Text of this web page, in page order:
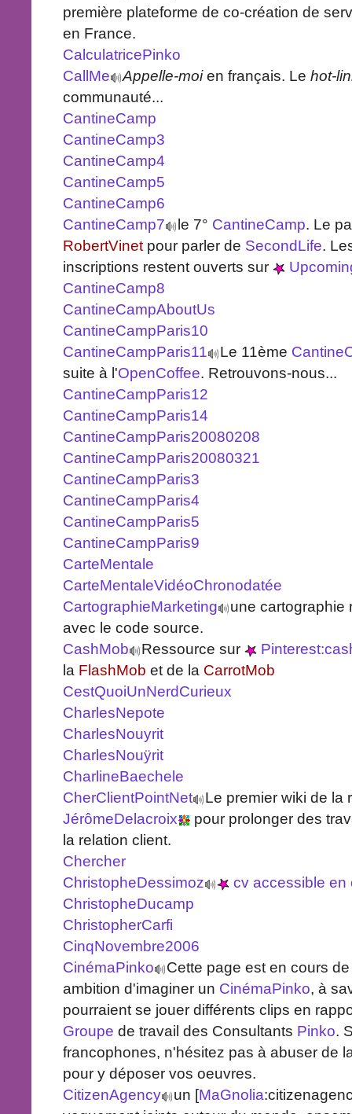
première plateforme de co-création de
en France.
CalculatricePinko
CallMe
Appelle-moien français. Le hot-
communauté...
CantineCamp
CantineCamp3
CantineCamp4
CantineCamp5
CantineCamp6
CantineCamp7
le 7° CantineCamp. Le
RobertVinet pour parler de SecondLife.
inscriptions restent ouverts sur
CantineCamp8
CantineCampAboutUs
CantineCampParis10
CantineCampParis11
Le 11ème
suite à l'OpenCoffee. Retrouvons-nous...
CantineCampParis12
CantineCampParis14
CantineCampParis20080208
CantineCampParis20080321
CantineCampParis3
CantineCampParis4
CantineCampParis5
CantineCampParis9
CarteMentale
CarteMentaleVidéoChronodatée
CartographieMarketing
une cartographie
avec le code source.
CashMob
Ressource sur
la FlashMob et de la CarrotMob
CestQuoiUnNerdCurieux
CharlesNepote
CharlesNouyrit
CharlesNouÿrit
CharlineBaechele
CherClientPointNet
Le premier wiki de la
JérômeDelacroix
pour prolonger des
la relation client.
Chercher
ChristopheDessimoz
cv accessible en
ChristopheDucamp
ChristopherCarfi
CinqNovembre2006
CinémaPinko
Cette page est en cours
ambition d'imaginer un CinémaPinko, à
pourraient se jouer différents clips en
Groupe de travail des Consultants Pinko.
francophones, n'hésitez pas à abuser de
pour y déposer vos oeuvres.
CitizenAgency
un [MaGnolia